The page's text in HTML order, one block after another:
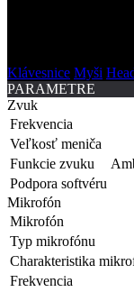
Klávesnice Myši
PARAMETRE
Zvuk
Frekvencia
Veľkosť meniča
Funkcie zvuku
Podpora softvéru
Mikrofón
Mikrofón
Typ mikrofónu
Charakteristika
Frekvencia